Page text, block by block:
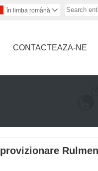
în limba română 
CONTACTEAZA-NE